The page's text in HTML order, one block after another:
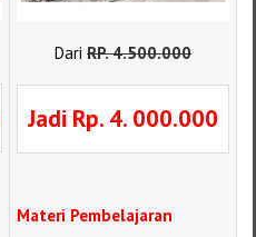
DariRP.4.500.000
Jadi Rp. 4. 000.000
Materi Pembelajaran